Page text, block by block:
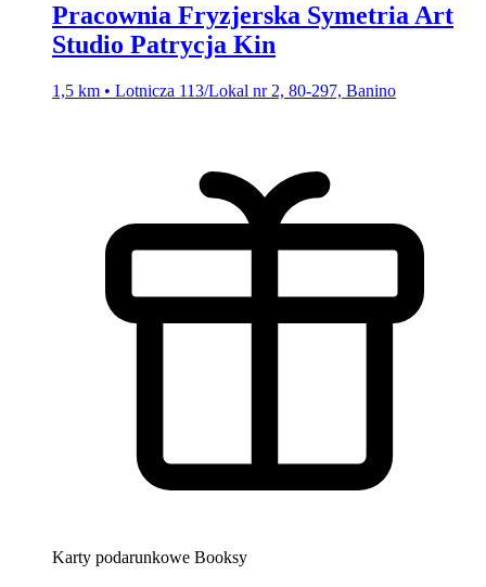
Pracownia Fryzjerska Symetria Art
Studio Patrycja Kin
1,5 km • Lotnicza 113/Lokal nr 2, 80-297, Banino
Karty podarunkowe Booksy